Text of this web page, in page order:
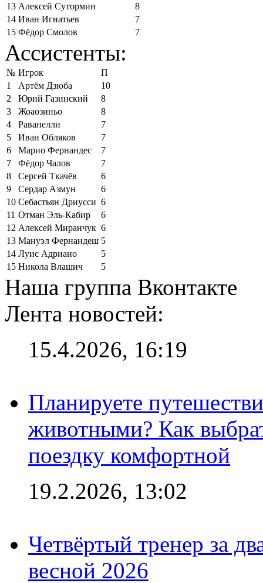
13 Алексей Сутормин
8
14 Иван Игнатьев
7
15 Фёдор Смолов 7
Ассистенты:
№ Игрок
П
1
Артём Дзюба
10
2
Юрий Газинский
8
3
Жоаозиньо
8
4
Раванелли
7
5
Иван Обляков
7
6
Марио Фернандес
7
7
Фёдор Чалов
7
8
Сергей Ткачёв
6
9
Сердар Азмун
6
10 Себастьян Дриусси 6
11 Отман Эль-Кабир
6
12 Алексей Миранчук 6
13 Мануэл Фернандеш 5
14 Луис Адриано
5
15 Никола Влашич 5
Наша группа Вконтакте
Лента новостей:
15.4.2026, 16:19
Планируете
животными? Как
поездку комфортной
19.2.2026, 13:02
Четвёртый тренер за
весной 2026